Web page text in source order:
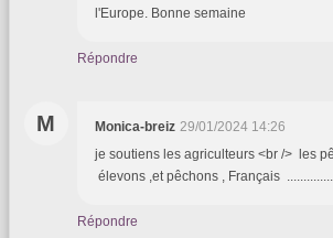
l'Europe. Bonne semaine
Répondre
M Monica-breiz 29/01/2024 14:26
je soutiens les agriculteurs <br /> les
élevons ,et pêchons , Français
Répondre